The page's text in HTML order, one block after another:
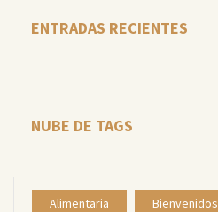
ENTRADAS RECIENTES
NUBE DE TAGS
Alimentaria Bienvenidos